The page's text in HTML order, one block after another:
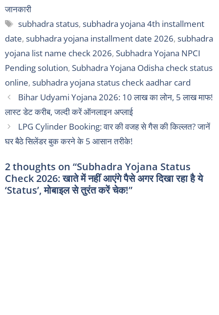
जानकारी
Tags
subhadra status,subhadra yojana 4th installment
date, subhadra yojana installment date 2026, subhadra
yojana list name check 2026, Subhadra Yojana NPCI
Pending solution, Subhadra Yojana Odisha check status
online, subhadra yojana status check aadhar card
Bihar Udyami Yojana 2026: 10 लाख का लोन, 5 लाख माफ!
लास्ट डेट करीब, जल्दी करें ऑनलाइन अप्लाई
LPG Cylinder Booking: वार की वजह से गैस की किल्लत? जानें
घर बैठे सिलेंडर बुक करने के 5 आसान तरीके!
2 thoughts on “Subhadra Yojana Status
Check 2026: खाते में नहीं आएंगे पैसे अगर दिखा रहा है ये
‘Status’, मोबाइल से तुरंत करें चेक!”